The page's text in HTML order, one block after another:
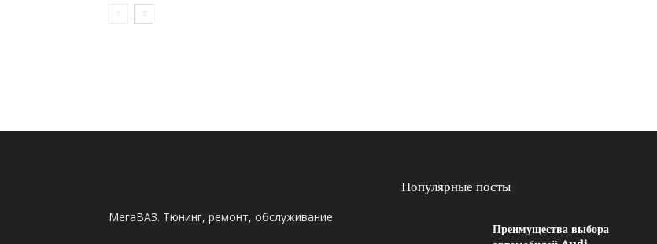
МегаВАЗ. Тюнинг, ремонт, обслуживание
Популярные посты
Преимущества выбора